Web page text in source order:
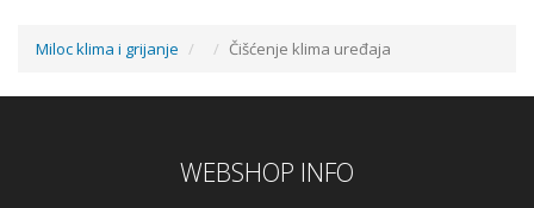
Miloc klima i grijanje Čišćenje klima uređaja
WEBSHOP INFO